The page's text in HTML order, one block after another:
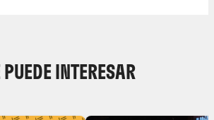
INTERESAR